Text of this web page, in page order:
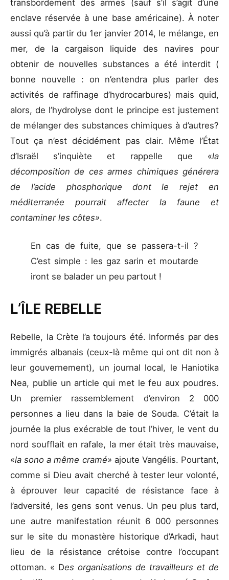
transbordement des armes (sauf s’il s’agit d’une
enclave réservée à une base américaine). À noter
aussi qu’à partir du 1er janvier 2014, le mélange, en
mer, de la cargaison liquide des navires pour
obtenir de nouvelles substances a été interdit (
bonne nouvelle : on n’entendra plus parler des
activités de raffinage d’hydrocarbures) mais quid,
alors, de l’hydrolyse dont le principe est justement
de mélanger des substances chimiques à d’autres?
Tout ça n’est décidément pas clair. Même l’État
d’Israël s’inquiète et rappelle que «la
décomposition de ces armes chimiques générera
de l’acide phosphorique dont le rejet en
méditerranée pourrait affecter la faune et
contaminer les côtes».
En cas de fuite, que se passera-t-il ?
C’est simple : les gaz sarin et moutarde
iront se balader un peu partout !
L’ÎLE REBELLE
Rebelle, la Crète l’a toujours été. Informés par des
immigrés albanais (ceux-là même qui ont dit non à
leur gouvernement), un journal local, le Haniotika
Nea, publie un article qui met le feu aux poudres.
Un premier rassemblement d’environ 2 000
personnes a lieu dans la baie de Souda. C’était la
journée la plus exécrable de tout l’hiver, le vent du
nord soufflait en rafale, la mer était très mauvaise,
«la sono a même cramé» ajoute Vangélis. Pourtant,
comme si Dieu avait cherché à tester leur volonté,
à éprouver leur capacité de résistance face à
l’adversité, les gens sont venus. Un peu plus tard,
une autre manifestation réunit 6 000 personnes
sur le site du monastère historique d’Arkadi, haut
lieu de la résistance crétoise contre l’occupant
ottoman. « Des organisations de travailleurs et de